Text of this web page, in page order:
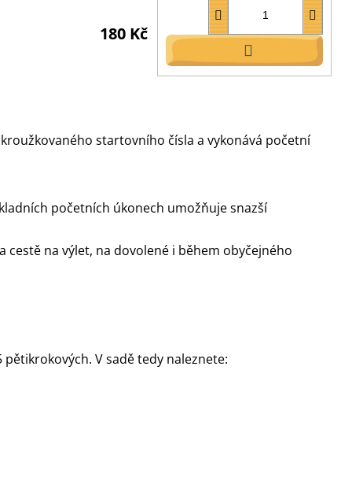
180 Kč
DO
KOŠÍKU
startovního čísla a vykonává početní
početních úkonech umožňuje snazší
na výlet, na dovolené i během obyčejného
V sadě tedy naleznete: